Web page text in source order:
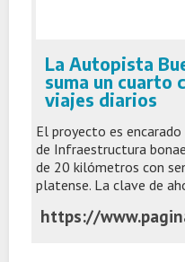
La Autopista
suma un cuarto
viajes diarios
El proyecto es
de Infraestructura
de 20 kilómetros con
platense. La clave de